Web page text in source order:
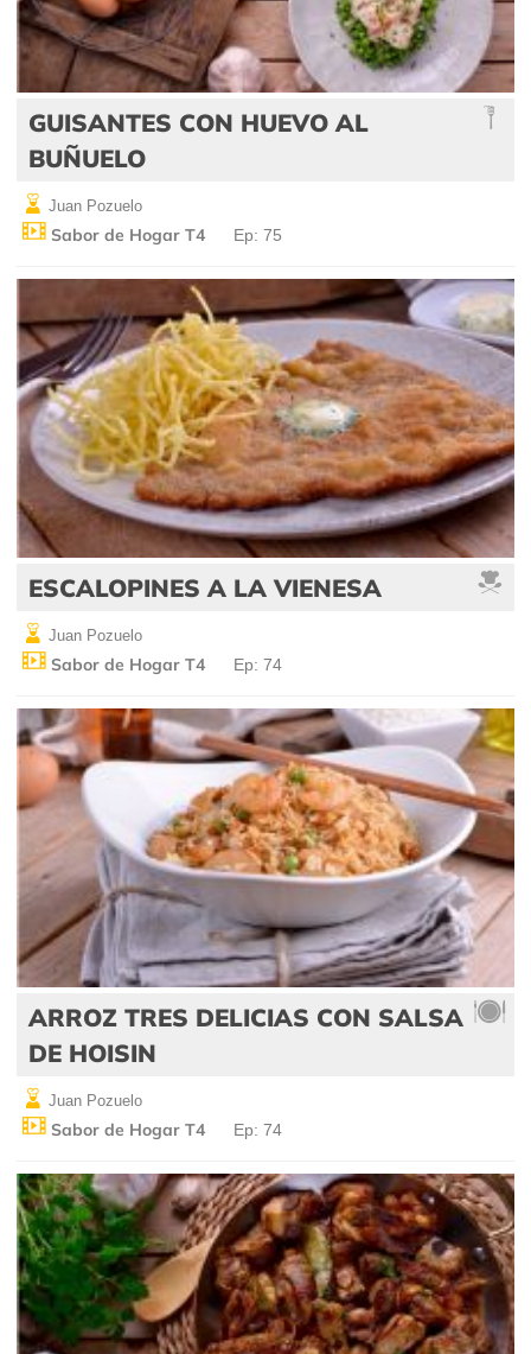
GUISANTES CON HUEVO AL
BUÑUELO
Juan Pozuelo
Sabor de Hogar T4 Ep: 75
ESCALOPINES A LA VIENESA
Juan Pozuelo
Sabor de Hogar T4 Ep: 74
ARROZ TRES DELICIAS CON SALSA
DE HOISIN
Juan Pozuelo
Sabor de Hogar T4 Ep: 74